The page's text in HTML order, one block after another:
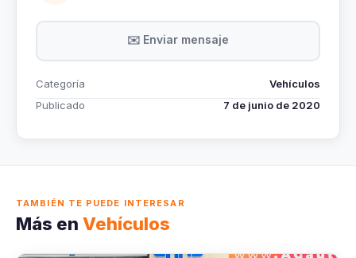
✉️ Enviar mensaje
Categoría
Vehículos
Publicado
7 de junio de 2020
TAMBIÉN TE PUEDE INTERESAR
Más en Vehículos